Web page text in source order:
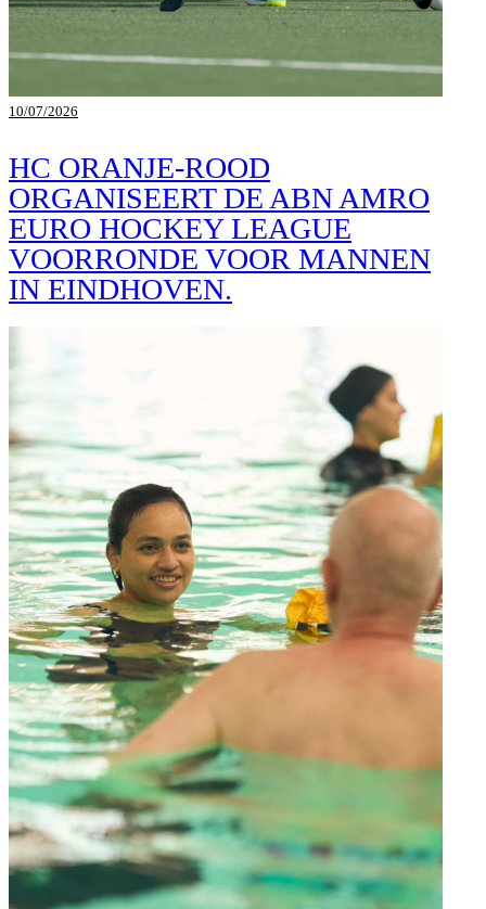
10/07/2026
HC ORANJE-ROOD
ORGANISEERT DE ABN AMRO
EURO HOCKEY LEAGUE
VOORRONDE VOOR MANNEN
IN EINDHOVEN.